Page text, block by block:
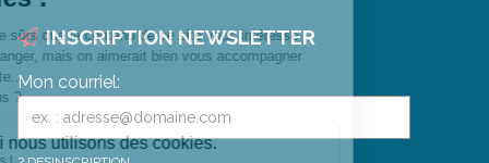
INSCRIPTION NEWSLETTER
Mon courriel: